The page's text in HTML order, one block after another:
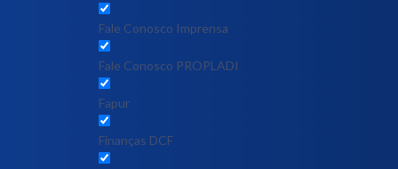
Fale Conosco Imprensa
Fale Conosco PROPLADI
Fapur
Finanças DCF